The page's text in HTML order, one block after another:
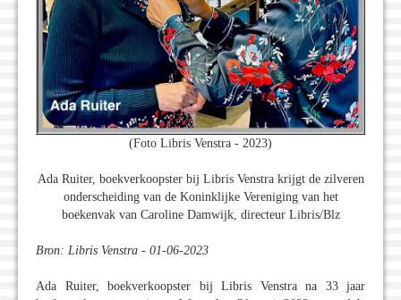
(Foto Libris Venstra - 2023)
Ada Ruiter, boekverkoopster bij Libris Venstra krijgt de zilveren
onderscheiding van de Koninklijke Vereniging van het
boekenvak van Caroline Damwijk, directeur Libris/Blz
Bron: Libris Venstra - 01-06-2023
Ada Ruiter, boekverkoopster bij Libris Venstra na 33 jaar